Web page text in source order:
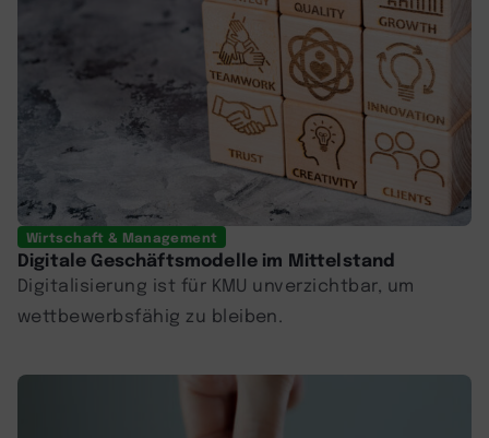
Wirtschaft & Management
Digitale Geschäftsmodelle im Mittelstand
Digitalisierung ist für KMU unverzichtbar, um
wettbewerbsfähig zu bleiben.